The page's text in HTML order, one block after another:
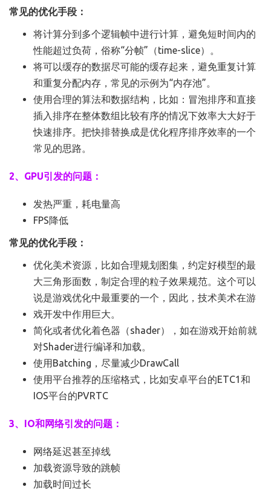
常见的优化手段：
将计算分到多个逻辑帧中进行计算，避免短时间内的
性能超过负荷，俗称“分帧”（time-slice）。
将可以缓存的数据尽可能的缓存起来，避免重复计算
和重复分配内存，常见的示例为“内存池”。
使用合理的算法和数据结构，比如：冒泡排序和直接
插入排序在整体数组比较有序的情况下效率大大好于
快速排序。把快排替换成是优化程序排序效率的一个
常见的思路。
2、GPU引发的问题：
发热严重，耗电量高
FPS降低
常见的优化手段：
优化美术资源，比如合理规划图集，约定好模型的最
大三角形面数，制定合理的粒子效果规范。这个可以
说是游戏优化中最重要的一个，因此，技术美术在游
戏开发中作用巨大。
简化或者优化着色器（shader），如在游戏开始前就
对Shader进行编译和加载。
使用Batching，尽量减少DrawCall
使用平台推荐的压缩格式，比如安卓平台的ETC1和
IOS平台的PVRTC
3、IO和网络引发的问题：
网络延迟甚至掉线
加载资源导致的跳帧
加载时间过长